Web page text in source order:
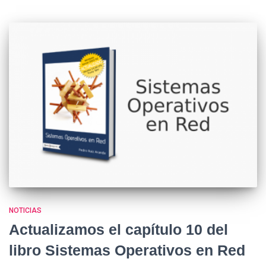
NOTICIAS
Actualizamos el capítulo 10 del
libro Sistemas Operativos en Red